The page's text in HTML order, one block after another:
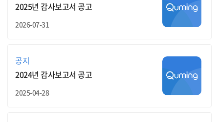
2025년 감사보고서 공고
2026-07-31
공지
2024년 감사보고서 공고
2025-04-28